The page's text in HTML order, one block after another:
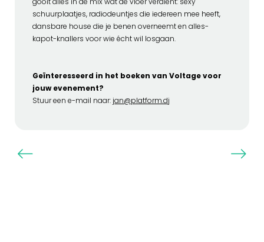
schuurplaatjes, radiodeuntjes die iedereen mee heeft,
dansbare house die je benen overneemt en alles-
kapot-knallers voor wie écht wil losgaan.
Geïnteresseerd in het boeken van Voltage voor
jouw evenement?
Stuur een e-mail naar: jan@platform.dj